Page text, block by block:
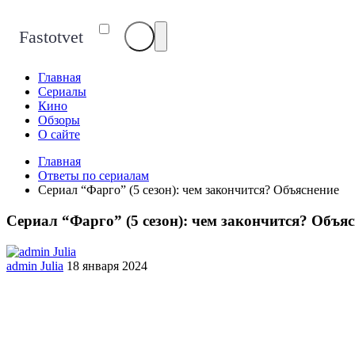
Fastotvet
Главная
Сериалы
Кино
Обзоры
О сайте
Главная
Ответы по сериалам
Сериал “Фарго” (5 сезон): чем закончится? Объяснение
Сериал “Фарго” (5 сезон): чем закончится?
admin Julia 18 января 2024